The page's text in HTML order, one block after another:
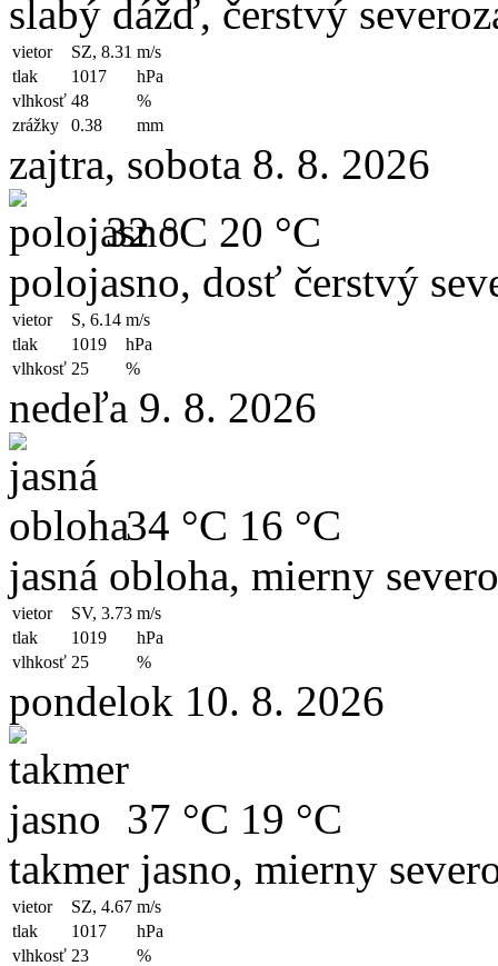
slabý dážď, čerstvý
vietor SZ, 8.31 m/s
tlak
1017
hPa
vlhkosť 48
%
zrážky
0.38 mm
zajtra, sobota 8. 8. 2026
32 °C 20 °C
polojasno, dosť čerstvý
vietor S, 6.14 m/s
tlak
1019
hPa
vlhkosť 25 %
nedeľa 9. 8. 2026
34 °C 16 °C
jasná obloha, mierny
vietor SV, 3.73 m/s
tlak
1019
hPa
vlhkosť 25 %
pondelok 10. 8. 2026
37 °C 19 °C
takmer jasno, mierny
vietor SZ, 4.67 m/s
tlak
1017
hPa
vlhkosť 23 %